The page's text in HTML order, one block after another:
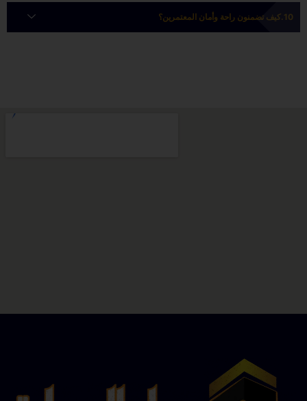
كيف تضمنون راحة وأمان المعتمرين؟